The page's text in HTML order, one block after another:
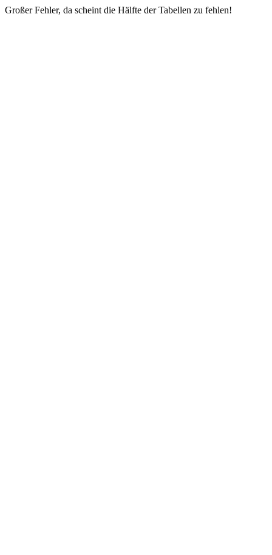
Großer Fehler, da scheint die Hälfte der Tabellen zu fehlen!